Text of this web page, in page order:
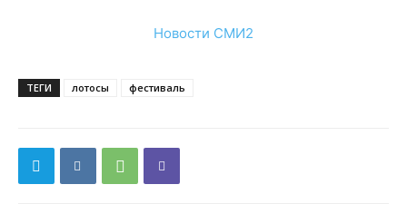
Новости СМИ2
ТЕГИ лотосы фестиваль